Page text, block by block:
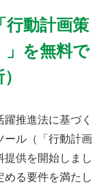
行動計画策
」を無料で
推進法に基づく
ール（「行動計画
提供を開始しまし
める要件を満たし